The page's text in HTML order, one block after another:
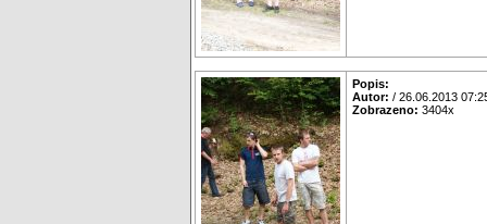
Popis:
Autor: / 26.06.2013
Zobrazeno: 3404x